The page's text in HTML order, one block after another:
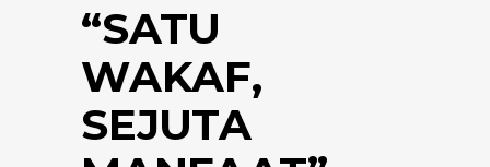
“SATU
WAKAF,
SEJUTA